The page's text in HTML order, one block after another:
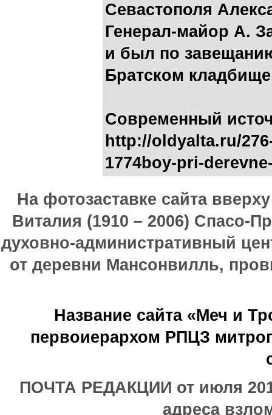
Севастополя
Генерал-майор А.
и был по
Братском
Современный
http://oldyalta.ru/
1774boy-pri-
На фотозаставке сайта
Виталия (1910 – 2006) Спасо-
духовно-административный
от деревни Мансонвилль,
Название сайта «Меч и
первоиерархом РПЦЗ
ПОЧТА РЕДАКЦИИ от июля
адреса